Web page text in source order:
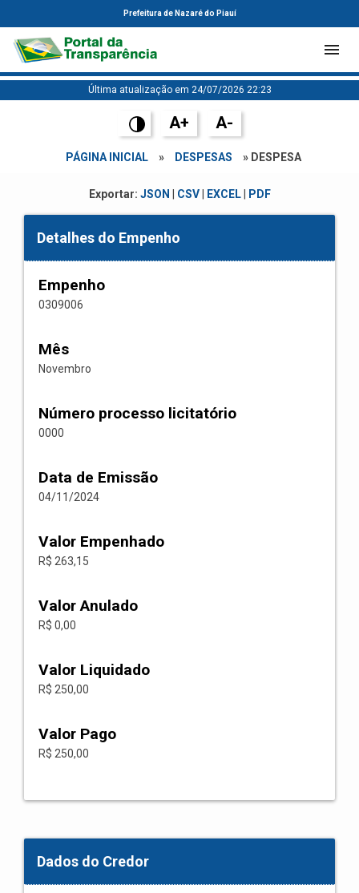
Prefeitura de Nazaré do Piauí
Última atualização em 24/07/2026 22:23
A+ A-
PÁGINA INICIAL » DESPESAS » DESPESA
Exportar: JSON CSV| EXCEL| PDF
Detalhes do Empenho
Empenho
0309006
Mês
Novembro
Número processo licitatório
0000
Data de Emissão
04/11/2024
Valor Empenhado
R$ 263,15
Valor Anulado
R$ 0,00
Valor Liquidado
R$ 250,00
Valor Pago
R$ 250,00
Dados do Credor